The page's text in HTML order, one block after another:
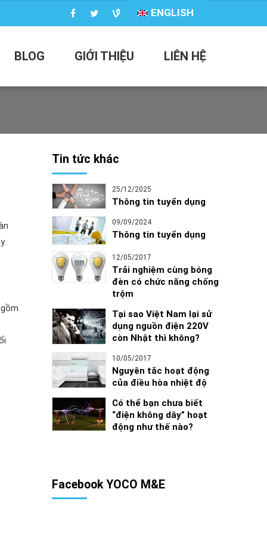
ENGLISH
BLOG GIỚI THIỆU LIÊN HỆ
Tin tức khác
25/12/2025
Thông tin tuyển dụng
09/09/2024
Thông tin tuyển dụng
12/05/2017
Trải nghiệm cùng bóng
đèn có chức năng chống
trộm
Tại sao Việt Nam lại sử
dụng nguồn điện 220V
còn Nhật thì không?
10/05/2017
Nguyên tắc hoạt động
của điều hòa nhiệt độ
Có thể bạn chưa biết
“điện không dây” hoạt
động như thế nào?
Facebook YOCO M&E